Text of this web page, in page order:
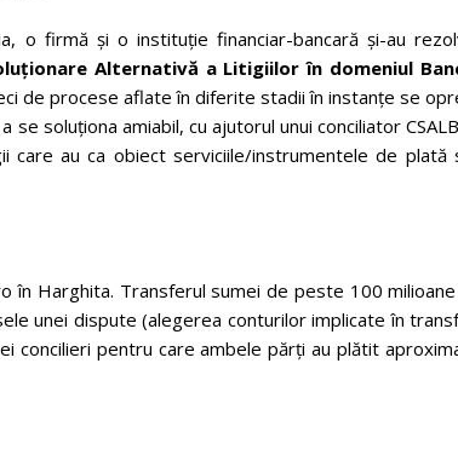
o firmă și o instituție financiar-bancară și-au
Alternativă a Litigiilor în domeniul
de procese aflate în diferite stadii în instanțe se
soluționa amiabil, cu ajutorul unui conciliator
care au ca obiect serviciile/instrumentele de plată
în Harghita. Transferul sumei de peste 100
unei dispute (alegerea conturilor implicate în
concilieri pentru care ambele părți au plătit